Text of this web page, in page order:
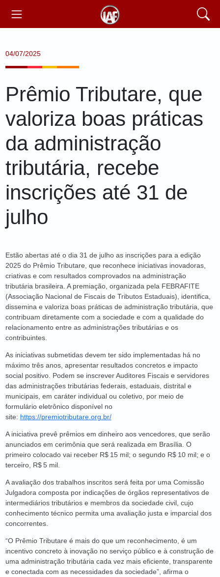
04/07/2025
Prêmio Tributare, que
valoriza boas práticas
da administração
tributária, recebe
inscrições até 31 de
julho
Estão abertas até o dia 31 de julho as inscrições para a edição
2025 do Prêmio Tributare, que reconhece iniciativas inovadoras,
criativas e com resultados comprovados na administração
tributária brasileira. A premiação, organizada pela FEBRAFITE
(Associação Nacional de Fiscais de Tributos Estaduais), identifica,
dissemina e valoriza boas práticas de administração tributária, que
contribuam diretamente com a sociedade e com a qualidade do
relacionamento entre as administrações tributárias e os
contribuintes.
As iniciativas submetidas devem ter sido implementadas há no
máximo três anos, apresentar resultados concretos e impacto
social positivo. Podem se inscrever Auditores Fiscais e servidores
das administrações tributárias federais, estaduais, distrital e
municipais, em caráter individual ou coletivo, por meio de
formulário eletrônico disponível no
site: https://premiotributare.org.br/
A iniciativa prevê prêmios em dinheiro aos vencedores, que serão
anunciados em cerimônia que será realizada em Brasília. O
primeiro colocado vai receber R$ 15 mil; o segundo R$ 10 mil; e o
terceiro, R$ 5 mil.
A avaliação dos trabalhos inscritos será feita por uma Comissão
Julgadora composta por indicações de órgãos representativos de
intermediários tributários e membros da sociedade civil, cujo
conhecimento técnico permita uma avaliação justa e imparcial dos
concorrentes.
“O Prêmio Tributare é mais do que um reconhecimento, é um
incentivo concreto à inovação no serviço público e à construção de
uma administração tributária cada vez mais eficiente, transparente
e conectada com as necessidades da sociedade”, afirma o